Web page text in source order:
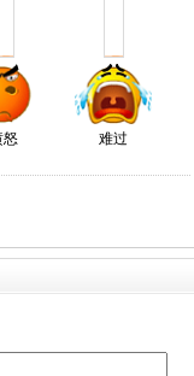
怒 难过